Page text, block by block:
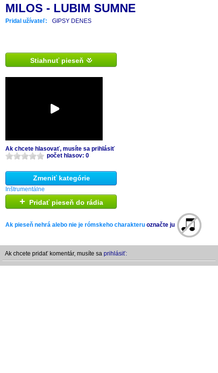
MILOS - LUBIM SUMNE
Pridal užívateľ: GIPSY DENES
Stiahnuť pieseň
Ak chcete hlasovať, musíte sa prihlásiť
počet hlasov: 0
Zmeniť kategórie
Inštrumentálne
+ Pridať pieseň do rádia
Ak pieseň nehrá alebo nie je rómskeho charakteru označte ju
Ak chcete pridať komentár, musíte sa prihlásiť: